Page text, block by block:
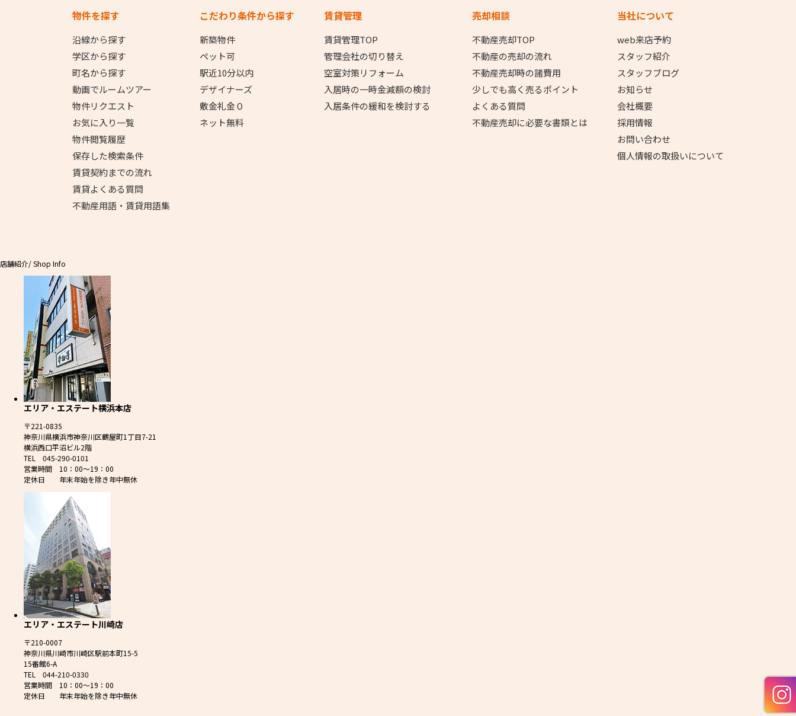
物件を探す
沿線から探す
学区から探す
町名から探す
動画でルームツアー
物件リクエスト
お気に入り一覧
物件閲覧履歴
保存した検索条件
賃貸契約までの流れ
賃貸よくある質問
不動産用語・賃貸用語集
こだわり条件から探す
新築物件
ペット可
駅近10分以内
デザイナーズ
敷金礼金０
ネット無料
賃貸管理
賃貸管理TOP
管理会社の切り替え
空室対策リフォーム
入居時の一時金減額の検討
入居条件の緩和を検討する
売却相談
不動産売却TOP
不動産の売却の流れ
不動産売却時の諸費用
少しでも高く売るポイント
よくある質問
不動産売却に必要な書類とは
当社について
web来店予約
スタッフ紹介
スタッフブログ
お知らせ
会社概要
採用情報
お問い合わせ
個人情報の取扱いについて
店舗紹介/ Shop Info
エリア・エステート横浜本店
〒221-0835
神奈川県横浜市神奈川区鶴屋町1丁目7-21
横浜西口平沼ビル2階
TEL 045-290-0101
営業時間 10：00～19：00
定休日 年末年始を除き年中無休
エリア・エステート川崎店
〒210-0007
神奈川県川崎市川崎区駅前本町15-5
15番館6-A
TEL 044-210-0330
営業時間 10：00～19：00
定休日 年末年始を除き年中無休